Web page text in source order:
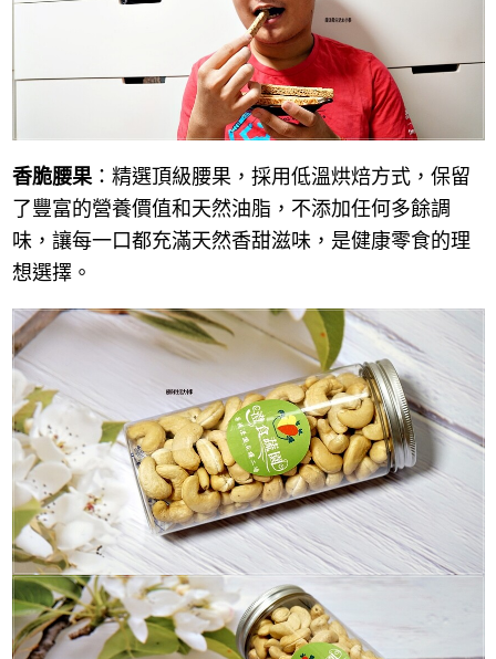
香脆腰果：精選頂級腰果，採用低溫烘焙方式，保留
了豐富的營養價值和天然油脂，不添加任何多餘調
味，讓每一口都充滿天然香甜滋味，是健康零食的理
想選擇。